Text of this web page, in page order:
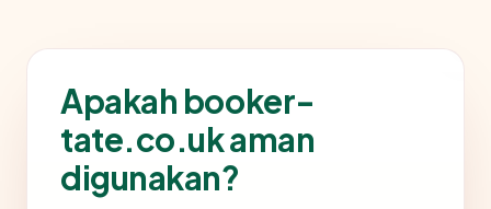
Apakah booker-
tate.co.uk aman
digunakan?